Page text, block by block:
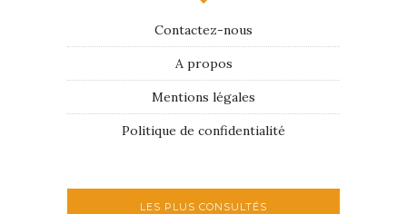
Contactez-nous
A propos
Mentions légales
Politique de confidentialité
LES PLUS CONSULTÉS